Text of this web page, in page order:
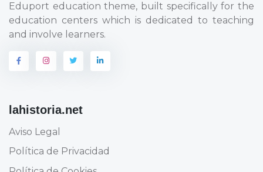
Eduport education theme, built specifically for the
education centers which is dedicated to teaching
and involve learners.
lahistoria.net
Aviso Legal
Política de Privacidad